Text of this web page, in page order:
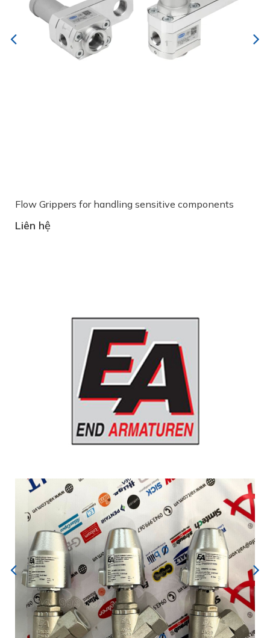
Previous
Flow Grippers for handling sensitive components
Liên hệ
Next
Previous Next